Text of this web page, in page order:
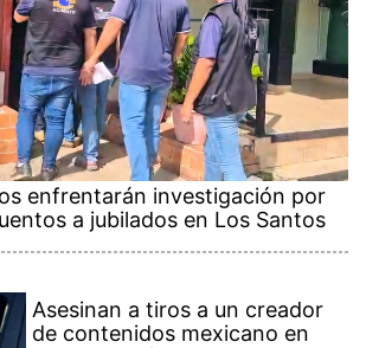
enfrentarán investigación por
a jubilados en Los Santos
Asesinan a tiros a un creador
de contenidos mexicano en